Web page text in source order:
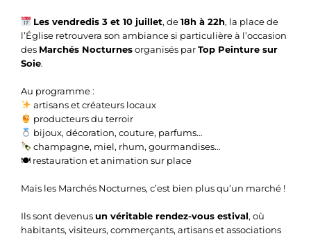
Les vendredis 3 et 10 juillet, de18h à 22h, la place de
l’Église retrouvera son ambiance si particulière à l’occasion
des Marchés Nocturnesorganisés parTop Peinture sur
Soie.
Au programme :
artisans et créateurs locaux
producteurs du terroir
bijoux, décoration, couture, parfums…
champagne, miel, rhum, gourmandises…
🍽 restauration et animation sur place
Mais les Marchés Nocturnes, c’est bien plus qu’un marché !
Ils sont devenusun véritable rendez-vous estival, où
habitants, visiteurs, commerçants, artisans et associations